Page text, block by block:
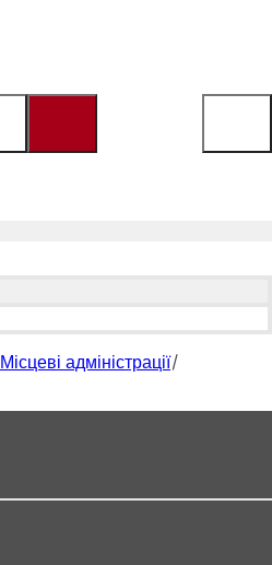
Місцеві адміністрації